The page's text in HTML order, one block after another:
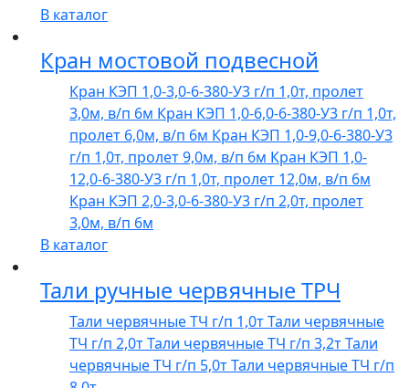
В каталог
Кран мостовой подвесной
Кран КЭП 1,0-3,0-6-380-У3 г/п 1,0т, пролет
3,0м, в/п 6м Кран КЭП 1,0-6,0-6-380-У3 г/п 1,0т,
пролет 6,0м, в/п 6м Кран КЭП 1,0-9,0-6-380-У3
г/п 1,0т, пролет 9,0м, в/п 6м Кран КЭП 1,0-
12,0-6-380-У3 г/п 1,0т, пролет 12,0м, в/п 6м
Кран КЭП 2,0-3,0-6-380-У3 г/п 2,0т, пролет
3,0м, в/п 6м
В каталог
Тали ручные червячные ТРЧ
Тали червячные ТЧ г/п 1,0тТали червячные
ТЧ г/п 2,0тТали червячные ТЧ г/п 3,2тТали
червячные ТЧ г/п 5,0тТали червячные ТЧ г/п